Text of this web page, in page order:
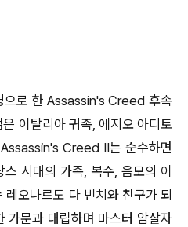
으로 한 Assassin's Creed 후속
이탈리아 귀족, 에지오 아디토
Creed II는 순수하면
시대의 가족, 복수, 음모의 이
오나르도 다 빈치와 친구가 되
가문과 대립하며 마스터 암살자